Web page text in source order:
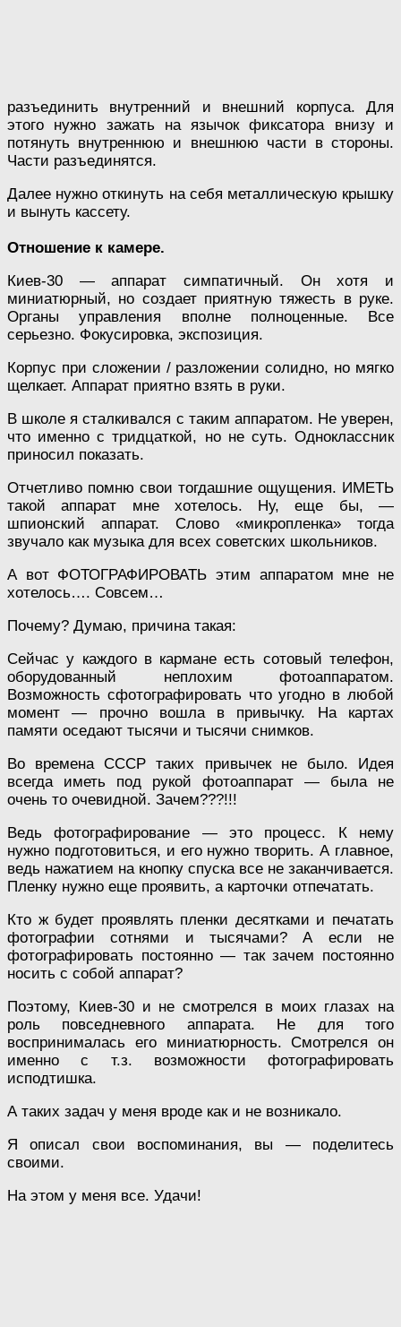
разъединить внутренний и внешний корпуса. Для
этого нужно зажать на язычок фиксатора внизу и
потянуть внутреннюю и внешнюю части в стороны.
Части разъединятся.
Далее нужно откинуть на себя металлическую крышку
и вынуть кассету.
Отношение к камере.
Киев-30 — аппарат симпатичный. Он хотя и
миниатюрный, но создает приятную тяжесть в руке.
Органы управления вполне полноценные. Все
серьезно. Фокусировка, экспозиция.
Корпус при сложении / разложении солидно, но мягко
щелкает. Аппарат приятно взять в руки.
В школе я сталкивался с таким аппаратом. Не уверен,
что именно с тридцаткой, но не суть. Одноклассник
приносил показать.
Отчетливо помню свои тогдашние ощущения. ИМЕТЬ
такой аппарат мне хотелось. Ну, еще бы, —
шпионский аппарат. Слово «микропленка» тогда
звучало как музыка для всех советских школьников.
А вот ФОТОГРАФИРОВАТЬ этим аппаратом мне не
хотелось…. Совсем…
Почему? Думаю, причина такая:
Сейчас у каждого в кармане есть сотовый телефон,
оборудованный неплохим фотоаппаратом.
Возможность сфотографировать что угодно в любой
момент — прочно вошла в привычку. На картах
памяти оседают тысячи и тысячи снимков.
Во времена СССР таких привычек не было. Идея
всегда иметь под рукой фотоаппарат — была не
очень то очевидной. Зачем???!!!
Ведь фотографирование — это процесс. К нему
нужно подготовиться, и его нужно творить. А главное,
ведь нажатием на кнопку спуска все не заканчивается.
Пленку нужно еще проявить, а карточки отпечатать.
Кто ж будет проявлять пленки десятками и печатать
фотографии сотнями и тысячами? А если не
фотографировать постоянно — так зачем постоянно
носить с собой аппарат?
Поэтому, Киев-30 и не смотрелся в моих глазах на
роль повседневного аппарата. Не для того
воспринималась его миниатюрность. Смотрелся он
именно с т.з. возможности фотографировать
исподтишка.
А таких задач у меня вроде как и не возникало.
Я описал свои воспоминания, вы — поделитесь
своими.
На этом у меня все. Удачи!